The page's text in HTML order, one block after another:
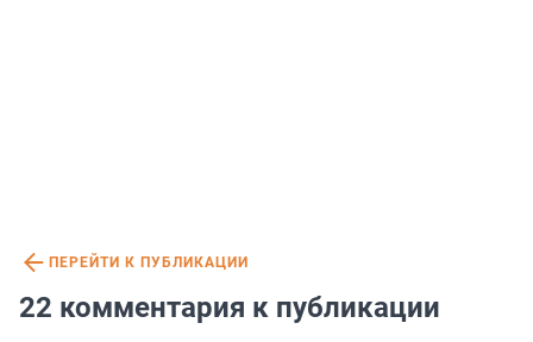
ПЕРЕЙТИ К ПУБЛИКАЦИИ
22 комментария к публикации